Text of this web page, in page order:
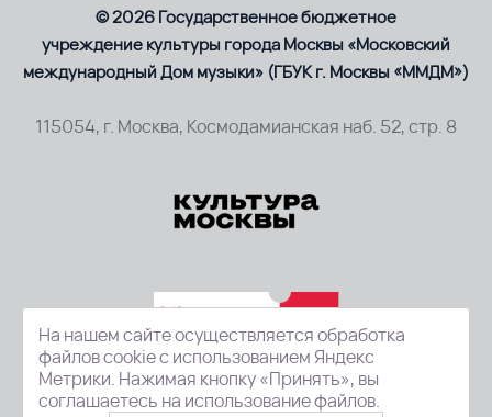
© 2026 Государственное бюджетное
учреждение культуры города Москвы «Московский
международный Дом музыки» (ГБУК г. Москвы «ММДМ»)
115054, г. Москва, Космодамианская наб. 52, стр. 8
На нашем сайте осуществляется обработка
файлов cookie с использованием Яндекс
Метрики. Нажимая кнопку «Принять», вы
соглашаетесь на использование файлов.